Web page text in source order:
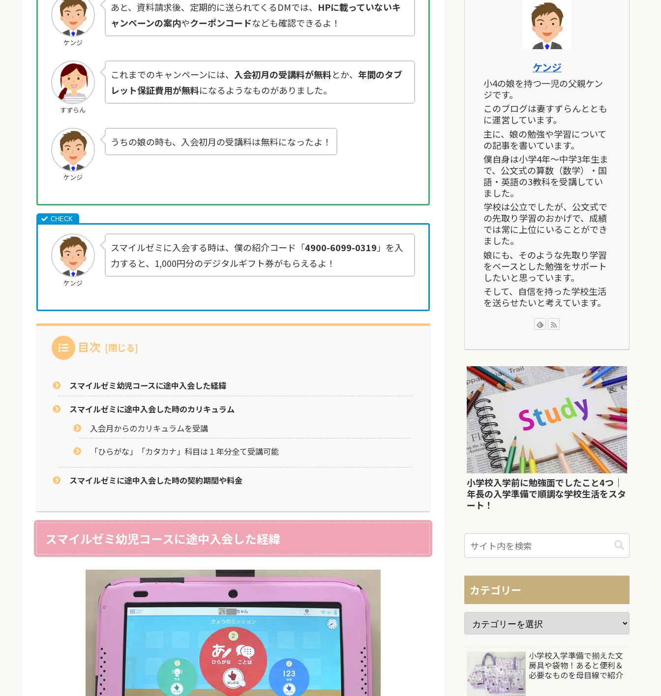
ケンジ
あと、資料請求後、定期的に送られてくるDMでは、 HPに載っていないキ
ャンペーンの案内やクーポンコードなども確認できるよ！
すずらん
これまでのキャンペーンには、 入会初月の受講料が無料とか、 年間のタブ
レット保証費用が無料になるようなものがありました。
ケンジ
うちの娘の時も、入会初月の受講料は無料になったよ！
ケンジ
スマイルゼミに入会する時は、僕の紹介コード「4900-6099-0319 」を入
力すると、1,000円分のデジタルギフト券がもらえるよ！
目次
スマイルゼミ幼児コースに途中入会した経緯
スマイルゼミに途中入会した時のカリキュラム
入会月からのカリキュラムを受講
「ひらがな」「カタカナ」科目は１年分全て受講可能
スマイルゼミに途中入会した時の契約期間や料金
スマイルゼミ幼児コースに途中入会した経緯
ケンジ
小4の娘を持つ一児の父親ケン
ジです。
このブログは妻すずらんととも
に運営しています。
主に、娘の勉強や学習について
の記事を書いています。
僕自身は小学4年～中学3年生ま
で、公文式の算数（数学）・国
語・英語の3教科を受講してい
ました。
学校は公立でしたが、公文式で
の先取り学習のおかげで、成績
では常に上位にいることができ
ました。
娘にも、そのような先取り学習
をベースとした勉強をサポート
したいと思っています。
そして、自信を持った学校生活
を送らせたいと考えています。
小学校入学前に勉強面でしたこと4つ｜
年長の入学準備で順調な学校生活をスタ
ート！
カテゴリー
小学校入学準備で揃えた文
房具や袋物！あると便利＆
必要なものを母目線で紹介